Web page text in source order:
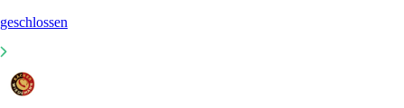
geschlossen